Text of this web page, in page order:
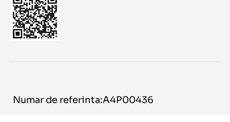
Numar de referinta:A4P00436